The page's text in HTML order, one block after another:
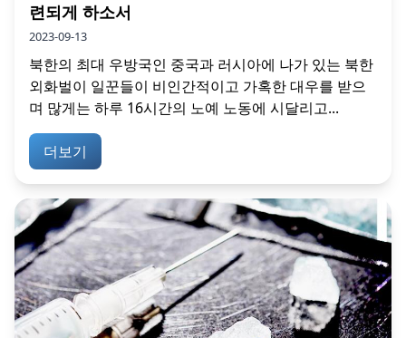
련되게 하소서
2023-09-13
북한의 최대 우방국인 중국과 러시아에 나가 있는 북한
외화벌이 일꾼들이 비인간적이고 가혹한 대우를 받으
며 많게는 하루 16시간의 노예 노동에 시달리고...
더보기